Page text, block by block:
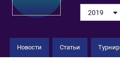
2019
Новости Статьи Турнир